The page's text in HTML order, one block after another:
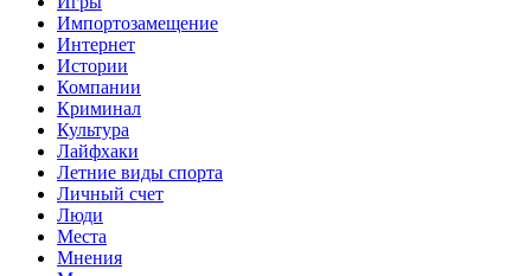
Импортозамещение
Интернет
Истории
Компании
Криминал
Культура
Лайфхаки
Летние виды спорта
Личный счет
Люди
Места
Мнения